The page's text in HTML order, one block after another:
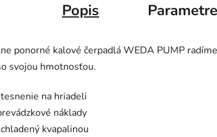
Popis Parametre
ponorné kalové čerpadlá WEDA PUMP
svojou hmotnosťou.
na hriadeli
náklady
kvapalinou